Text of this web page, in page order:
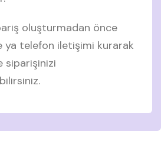
oluşturmadan önce
ya telefon iletişimi kurarak
siparişinizi